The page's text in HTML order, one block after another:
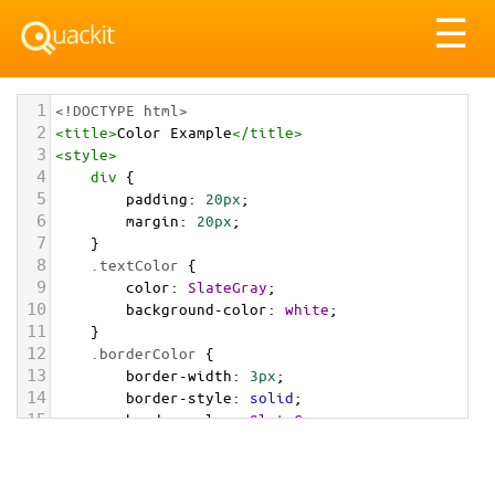
☰
1 <!DOCTYPE html>
2 <title>Color Example</title>
3 <style>
4 div {
5 padding: 20px;
6 margin: 20px;
7 }
8 .textColor {
9 color: SlateGray;
10 background-color: white;
11 }
12 .borderColor {
13 border-width: 3px;
14 border-style: solid;
15 border-color: SlateGray;